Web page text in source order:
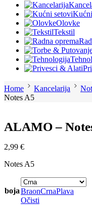
Olovke
Tekstil
Home Kancelarija
Notes A5
ALAMO –
2,99 €
Notes A5
bojaBraonCrnaPlava
Očisti